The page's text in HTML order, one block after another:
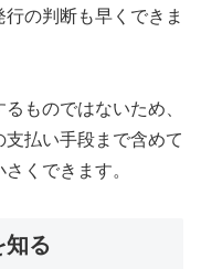
の判断も早くできま
ものではないため、
払い手段まで含めて
くできます。
る